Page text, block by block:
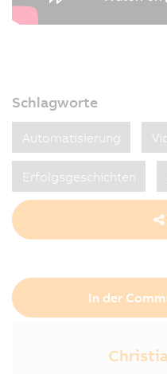
Schlagworte
Automatisierung
Erfolgsgeschichten
In der